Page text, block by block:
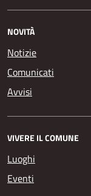
NOVITÀ
Notizie
Comunicati
Avvisi
VIVERE IL COMUNE
Luoghi
Eventi